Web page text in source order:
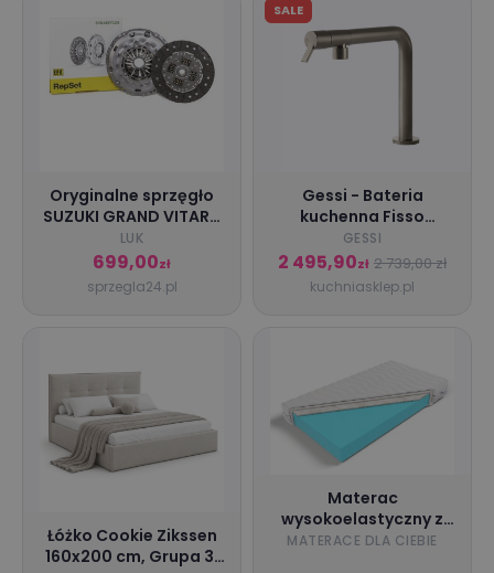
Oryginalne sprzęgło
SUZUKI GRAND VITARA
II (JT, TE, TD) 1.6 Napęd
na wszystkie koła
(TA74, JB416) - LuK
622317109
LUK
699,00zł
sprzegla24.pl
SALE
Gessi - Bateria
kuchenna Fisso
obrotowa wylewka
Finox (Nikiel
szczotkowany)
GESSI
2 495,90zł 2 739,00 zł
kuchniasklep.pl
Łóżko Cookie Zikssen
160x200 cm, Grupa 3,
Materac
wysokoelastyczny z
wełną Kora 90 x 200
MATERACE DLA CIEBIE